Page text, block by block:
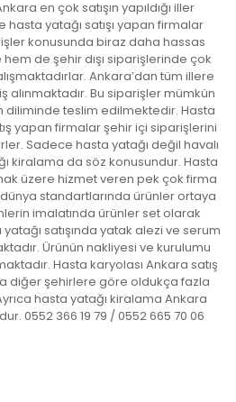
en çok satışın yapıldığı iller
hasta yatağı satışı yapan firmalar
konusunda biraz daha hassas
de şehir dışı siparişlerinde çok
Ankara’dan tüm illere
Bu siparişler mümkün
diliminde teslim edilmektedir. Hasta
yapan firmalar şehir içi siparişlerini
Sadece hasta yatağı değil havalı
kiralama da söz konusundur. Hasta
üzere hizmet veren pek çok firma
standartlarında ürünler ortaya
imalatında ürünler set olarak
satışında yatak alezi ve serum
Ürünün nakliyesi ve kurulumu
Hasta karyolası Ankara satış
diğer şehirlere göre oldukça fazla
hasta yatağı kiralama Ankara
0552 366 19 79 / 0552 665 70 06